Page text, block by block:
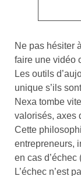
Ne pas hésiter
faire une vidéo
Les outils
unique s’ils
Nexa tombe
valorisés, axes
Cette
entrepreneurs,
en cas d’échec
L’échec n’est